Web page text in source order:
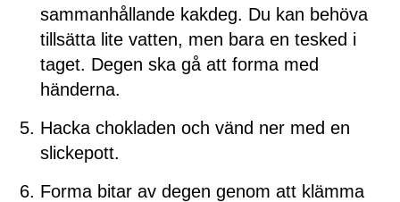
sammanhållande kakdeg. Du kan behöva
tillsätta lite vatten, men bara en tesked i
taget. Degen ska gå att forma med
händerna.
Hacka chokladen och vänd ner med en
slickepott.
Forma bitar av degen genom att klämma